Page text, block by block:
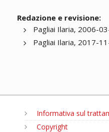
Redazione e revisione:
Pagliai Ilaria, 2006-
Pagliai Ilaria, 2017-
Informativa sul
Copyright